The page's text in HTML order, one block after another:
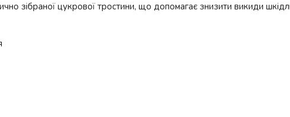
зібраної цукрової тростини, що допомагає знизити викиди